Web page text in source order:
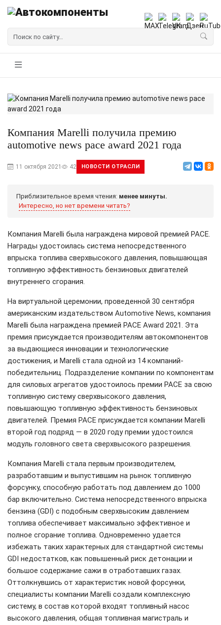
Компания Marelli получила премию
automotive news pace award 2021 года
11 октября 2021 42 НОВОСТИ ОТРАСЛИ
Приблизительное время чтения: менее минуты.
Интересно, но нет времени читать?
Компания Marelli была награждена мировой премией PACE.
Награды удостоилась система непосредственного
впрыска топлива сверхвысокого давления, повышающая
топливную эффективность бензиновых двигателей
внутреннего сгорания.
На виртуальной церемонии, проведенной 30 сентября
американским издательством Automotive News, компания
Marelli была награждена премией PACE Award 2021. Эта
премия присуждается производителям автокомпонентов
за выдающиеся инновации и технологические
достижения, и Marelli стала одной из 14 компаний-
победительниц. Подразделение компании по компонентам
для силовых агрегатов удостоилось премии PACE за свою
топливную систему сверхвысокого давления,
повышающую топливную эффективность бензиновых
двигателей. Премия PACE присуждается компании Marelli
второй год подряд — в 2020 году премии удостоился
модуль головного света сверхвысокого разрешения.
Компания Marelli стала первым производителем,
разработавшим и выпустившим на рынок топливную
форсунку, способную работать под давлением до 1000
бар включительно. Система непосредственного впрыска
бензина (GDI) с подобным сверхвысоким давлением
топлива обеспечивает максимально эффективное и
полное сгорание топлива. Одновременно удается
избежать таких характерных для стандартной системы
GDI недостатков, как повышенный риск детонации и
большое содержание сажи в отработавших газах.
Оттолкнувшись от характеристик новой форсунки,
специалисты компании Marelli создали комплексную
систему, в состав которой входят топливный насос
высокого давления, общая топливная магистраль и